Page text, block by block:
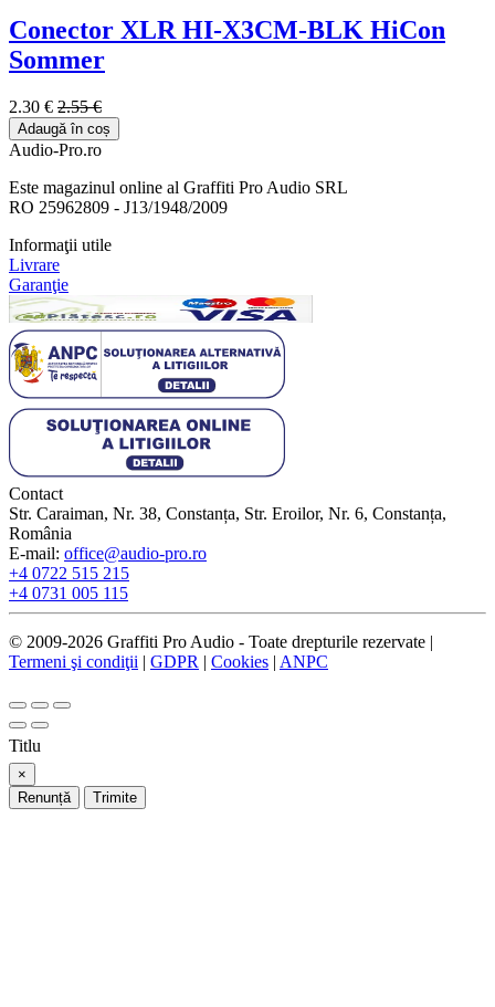
Conector XLR HI-X3CM-BLK HiCon
Sommer
2.30 € 2.55 €
Adaugă în coș
Audio-Pro.ro
Este magazinul online al Graffiti Pro Audio SRL
RO 25962809 - J13/1948/2009
Informaţii utile
Livrare
Garanţie
Contact
Str. Caraiman, Nr. 38, Constanța, Str. Eroilor, Nr. 6, Constanța,
România
E-mail: office@audio-pro.ro
+4 0722 515 215
+4 0731 005 115
© 2009-2026 Graffiti Pro Audio - Toate drepturile rezervate |
Termeni şi condiţii | GDPR | Cookies | ANPC
Titlu
×
Renunță